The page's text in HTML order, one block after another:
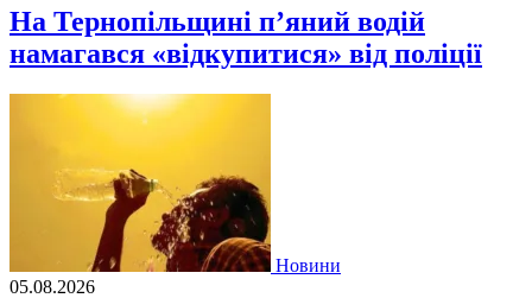
На Тернопільщині п’яний водій
намагався «відкупитися» від поліції
Новини
05.08.2026